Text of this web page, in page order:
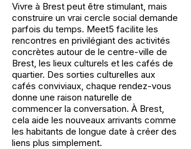
Vivre à Brest peut être stimulant, mais
construire un vrai cercle social demande
parfois du temps. Meet5 facilite les
rencontres en privilégiant des activités
concrètes autour de le centre-ville de
Brest, les lieux culturels et les cafés de
quartier. Des sorties culturelles aux
cafés conviviaux, chaque rendez-vous
donne une raison naturelle de
commencer la conversation. À Brest,
cela aide les nouveaux arrivants comme
les habitants de longue date à créer des
liens plus simplement.